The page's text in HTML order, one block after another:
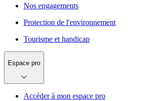
Nos engagements
Protection de l'environnement
Tourisme et handicap
Espace pro
Accéder à mon espace pro